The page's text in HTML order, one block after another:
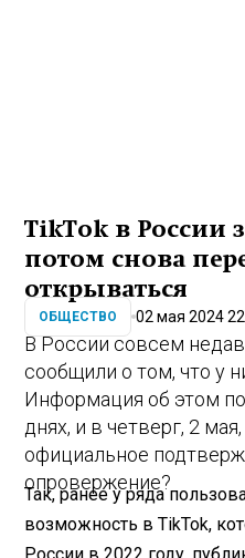
TikTok в России
потом снова
открываться
ОБЩЕСТВО 02 мая 2024
В России совсем
сообщили о том, что у
Информация об этом
днях, и в четверг, 2
официальное
опровержение?
Так, ранее у ряда
возможность в TikTok,